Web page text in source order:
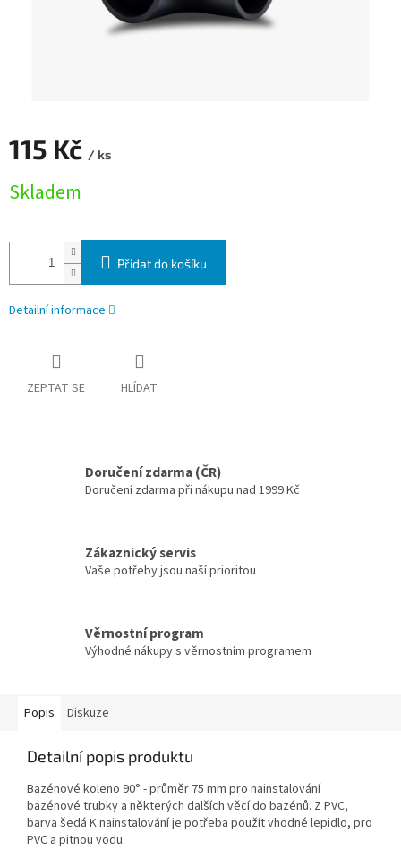
115 Kč / ks
Skladem
Přidat do košíku
Detailní informace
ZEPTAT SE HLÍDAT
Doručení zdarma (ČR)
Doručení zdarma při nákupu nad 1999 Kč
Zákaznický servis
Vaše potřeby jsou naší prioritou
Věrnostní program
Výhodné nákupy s věrnostním programem
Popis Diskuze
Detailní popis produktu
Bazénové koleno 90° - průměr 75 mm pro nainstalování
bazénové trubky a některých dalších věcí do bazénů. Z PVC,
barva šedá K nainstalování je potřeba použít vhodné lepidlo, pro
PVC a pitnou vodu.